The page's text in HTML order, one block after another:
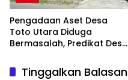
Pengadaan Aset Desa
Toto Utara Diduga
Bermasalah, Predikat Desa
Tinggalkan Balasan